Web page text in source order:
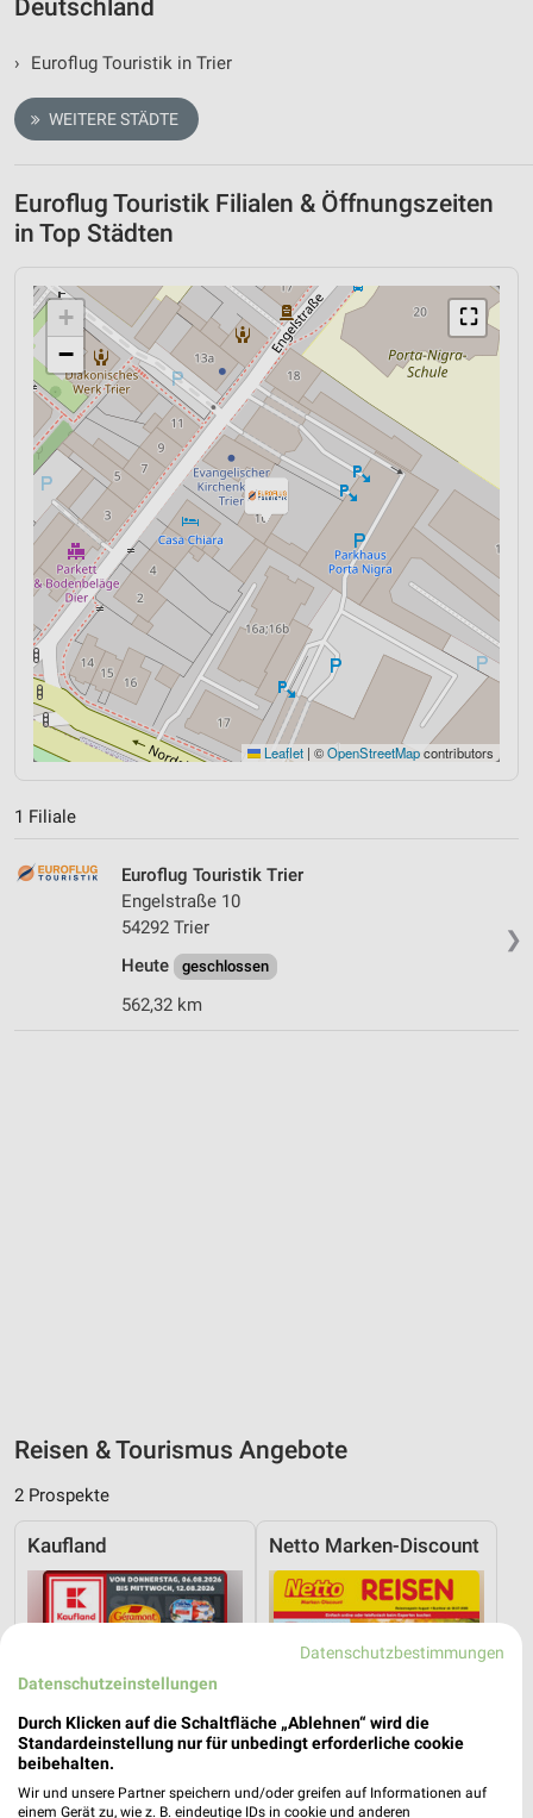
Deutschland
› Euroflug Touristik in Trier
WEITERE STÄDTE
Euroflug Touristik Filialen & Öffnungszeiten
in Top Städten
⛶
+
−
Leaflet | ©OpenStreetMapcontributors
1 Filiale
❯
Euroflug Touristik Trier
Engelstraße 10
54292 Trier
Heute
geschlossen
562,32 km
Reisen & Tourismus Angebote
2 Prospekte
Kaufland Netto Marken-Discount
Datenschutzbestimmungen
Datenschutzeinstellungen
Durch Klicken auf die Schaltfläche „Ablehnen“ wird die
Standardeinstellung nur für unbedingt erforderliche cookie
beibehalten.
Wir und unsere Partner speichern und/oder greifen auf Informationen auf
einem Gerät zu, wie z. B. eindeutige IDs in cookie und anderen